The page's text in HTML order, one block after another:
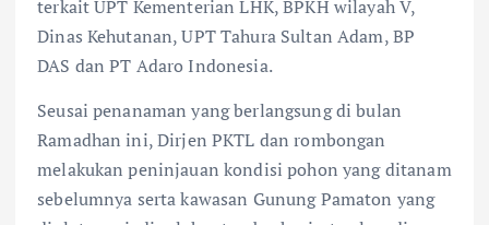
terkait UPT Kementerian LHK, BPKH wilayah V,
Dinas Kehutanan, UPT Tahura Sultan Adam, BP
DAS dan PT Adaro Indonesia.
Seusai penanaman yang berlangsung di bulan
Ramadhan ini, Dirjen PKTL dan rombongan
melakukan peninjauan kondisi pohon yang ditanam
sebelumnya serta kawasan Gunung Pamaton yang